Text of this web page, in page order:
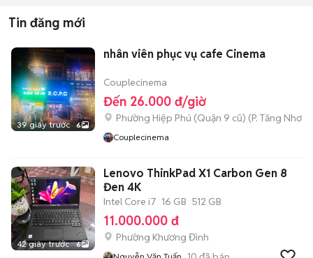
Tin đăng mới
39 giây trước 6
nhân viên phục vụ cafe Cinema
Couplecinema
Đến 26.000 đ/giờ
Phường Hiệp Phú (Quận 9 cũ) (P. Tăng Nhơn
Couplecinema
42 giây trước 6
Lenovo ThinkPad X1 Carbon Gen 8
Đen 4K
Intel Core i7 16 GB 512 GB
11.000.000 đ
Phường Khương Đình